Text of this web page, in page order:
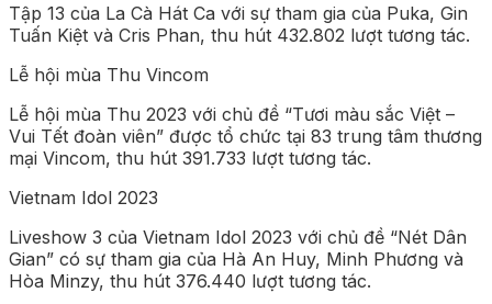
Tập 13 của La Cà Hát Ca với sự tham gia của Puka, Gin
Tuấn Kiệt và Cris Phan, thu hút 432.802 lượt tương tác.
Lễ hội mùa Thu Vincom
Lễ hội mùa Thu 2023 với chủ đề “Tươi màu sắc Việt –
Vui Tết đoàn viên” được tổ chức tại 83 trung tâm thương
mại Vincom, thu hút 391.733 lượt tương tác.
Vietnam Idol 2023
Liveshow 3 của Vietnam Idol 2023 với chủ đề “Nét Dân
Gian” có sự tham gia của Hà An Huy, Minh Phương và
Hòa Minzy, thu hút 376.440 lượt tương tác.